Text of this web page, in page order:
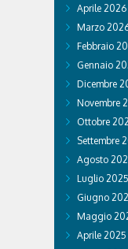
Aprile 2026
Marzo
Febbraio
Gennaio
Dicembre
Novembre
Ottobre
Settembre
Agosto
Luglio 2025
Giugno
Maggio
Aprile 2025